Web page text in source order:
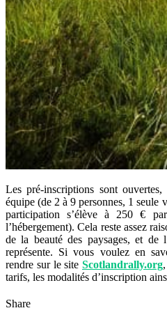
Les pré-inscriptions sont
équipe (de 2 à 9 personnes, 1
participation s’élève à 250 €
l’hébergement). Cela reste assez
de la beauté des paysages, et de
représente. Si vous voulez en
rendre sur le siteScotlandrally.org
tarifs, les modalités d’inscription
Share